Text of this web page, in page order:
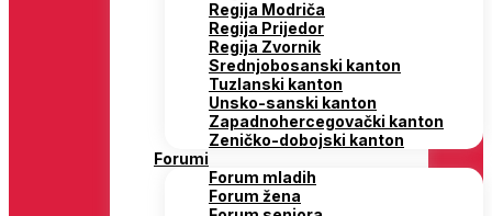
Regija Modriča
Regija Prijedor
Regija Zvornik
Srednjobosanski kanton
Tuzlanski kanton
Unsko-sanski kanton
Zapadnohercegovački kanton
Zeničko-dobojski kanton
Forumi
Forum mladih
Forum žena